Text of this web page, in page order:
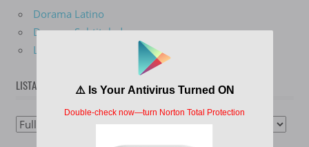
Dorama Latino
Dorama Subtitulado
Live Action
LISTA DE DORAMAS
Lista